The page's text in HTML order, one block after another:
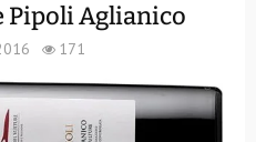
Pipoli Aglianico
171